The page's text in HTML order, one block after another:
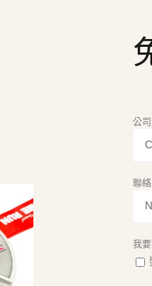
公
聯絡
我